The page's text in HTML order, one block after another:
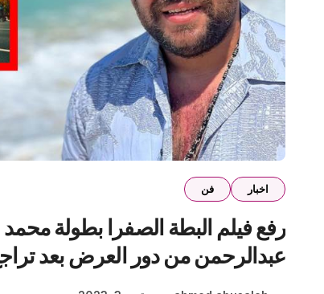
اخبار فن
رفع فيلم البطة الصفرا بطولة محمد
عبدالرحمن من دور العرض بعد
إيراداته